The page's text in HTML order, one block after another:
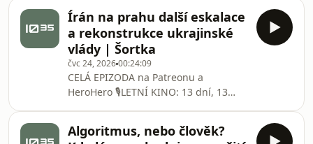
země bez budoucnosti? ⁠⁠⁠⁠⁠⁠VSTUPENKY⁠⁠⁠⁠⁠⁠👈
„Mechanizované síly rozhodně
neskončily. Díky své palebné síle a
schopnosti ochrany zůstane
mechanizovaná pěchota i nadále krá
Írán na prahu další eskalace
a rekonstrukce ukrajinské
vlády | Šortka
čvc 24, 202600:24:09
CELÁ EPIZODA na ⁠⁠⁠⁠⁠⁠⁠⁠⁠⁠⁠⁠⁠⁠⁠⁠⁠⁠⁠⁠⁠⁠⁠⁠⁠⁠⁠⁠⁠⁠⁠⁠⁠Patreonu⁠⁠⁠⁠⁠⁠⁠⁠⁠⁠⁠⁠⁠⁠⁠⁠⁠⁠⁠⁠⁠⁠⁠⁠⁠⁠⁠⁠⁠⁠⁠⁠⁠ a
⁠⁠⁠⁠⁠⁠⁠⁠⁠⁠⁠⁠⁠⁠⁠⁠⁠⁠⁠⁠⁠⁠⁠⁠⁠⁠⁠⁠⁠⁠⁠⁠⁠HeroHero⁠⁠⁠⁠⁠⁠⁠⁠⁠⁠⁠⁠⁠⁠⁠⁠⁠⁠⁠⁠⁠⁠⁠⁠⁠⁠⁠⁠⁠⁠⁠⁠⁠ 🎙️LETNÍ KINO: 13 dní, 13
Hostem Šortky je Petr Mlejnek, bývalý
Algoritmus, nebo člověk?